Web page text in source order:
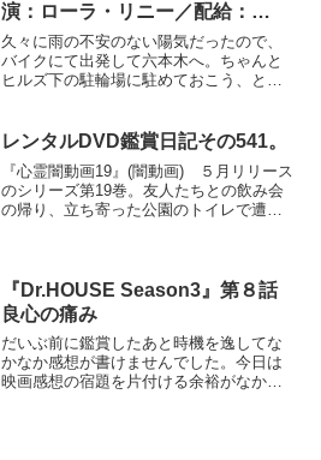
演：ローラ・リニー／配給：
Sony Pictures
久々に雨の不安のない陽気だったので、
バイクにて出発して六本木へ。ちゃんと
ヒルズ下の駐輪場に駐めておこう、とえ
ている。そもそも臨時に設けられた柵の
せいで出し入れもしづらそ...
レンタルDVD鑑賞日記その541。
『心霊闇動画19』(闇動画) ５月リリース
のシリーズ第19巻。友人たちとの飲み会
の帰り、立ち寄った公園のトイレで遭遇
ズ”、公園で...
『Dr.HOUSE Season3』第８話
良心の痛み
だいぶ前に鑑賞したあと時機を逸してな
かなか感想が書けませんでした。今日は
映画感想の宿題を片付ける余裕がなかっ